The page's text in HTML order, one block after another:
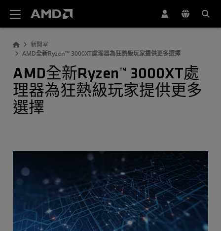
新聞室
AMD全新Ryzen™ 3000XT處理器為狂熱級玩家提供更多選擇
AMD全新Ryzen™ 3000XT處
理器為狂熱級玩家提供更多
選擇